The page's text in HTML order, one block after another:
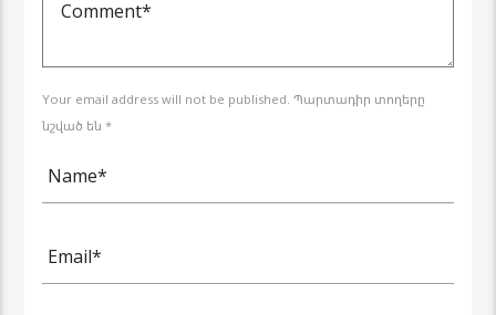
Your email address will not be published. Պարտադիր տողերը
նշված են *